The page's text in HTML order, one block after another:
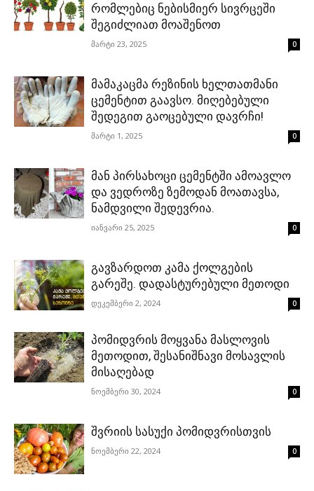
რომლებიც ნებისმიერ სივრცეში
შეგიძლიათ მოაშენოთ
მარტი 23, 2025 0
მამაკაცმა რეზინის ხელთათმანი
ცემენტით გაავსო. მიღებებული
შედეგით გაოცებული დავრჩი!
მარტი 1, 2025 0
მან პირსახოცი ცემენტში ამოავლო
და ვედროზე ზემოდან მოათავსა,
ნამდვილი შედევრია.
იანვარი 25, 2025 0
გავზარდოთ კამა ქოლგების
გარეშე. დადასტურებული მეთოდი
დეკემბერი 2, 2024 0
პომიდვრის მოყვანა მასლოვის
მეთოდით, შესანიშნავი მოსავლის
მისაღებად
ნოემბერი 30, 2024 0
შვრიის სასუქი პომიდვრისთვის
ნოემბერი 22, 2024 0